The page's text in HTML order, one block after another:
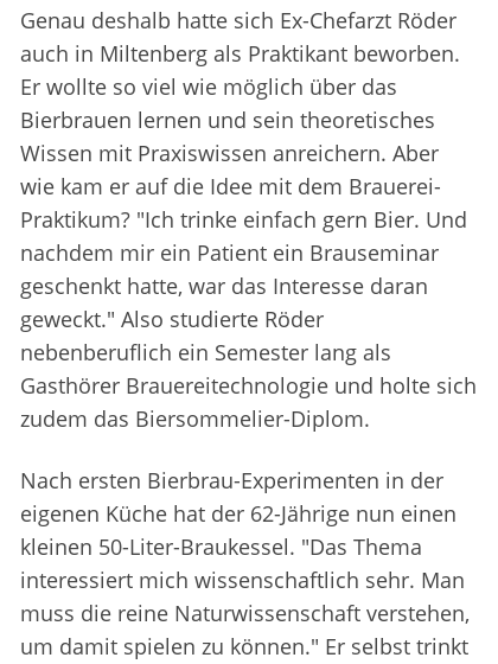
Genau deshalb hatte sich Ex-Chefarzt Röder
auch in Miltenberg als Praktikant beworben.
Er wollte so viel wie möglich über das
Bierbrauen lernen und sein theoretisches
Wissen mit Praxiswissen anreichern. Aber
wie kam er auf die Idee mit dem Brauerei-
Praktikum? "Ich trinke einfach gern Bier. Und
nachdem mir ein Patient ein Brauseminar
geschenkt hatte, war das Interesse daran
geweckt." Also studierte Röder
nebenberuflich ein Semester lang als
Gasthörer Brauereitechnologie und holte sich
zudem das Biersommelier-Diplom.
Nach ersten Bierbrau-Experimenten in der
eigenen Küche hat der 62-Jährige nun einen
kleinen 50-Liter-Braukessel. "Das Thema
interessiert mich wissenschaftlich sehr. Man
muss die reine Naturwissenschaft verstehen,
um damit spielen zu können." Er selbst trinkt